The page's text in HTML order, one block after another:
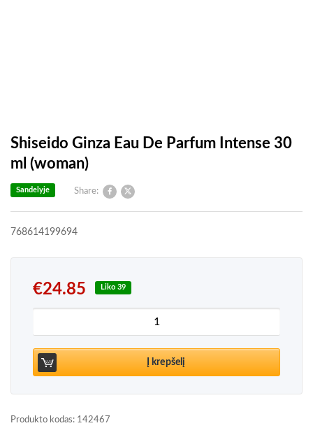
Shiseido Ginza Eau De Parfum Intense 30
ml (woman)
Share:
Sandelyje
768614199694
€24.85 Liko 39
produkto kiekis: Shiseido Ginza Eau De Parfum
Į krepšelį
Produkto kodas: 142467